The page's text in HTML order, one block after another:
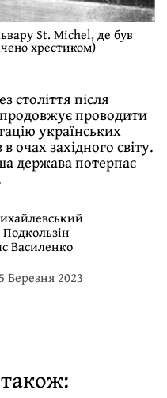
St. Michel, де був
хрестиком)
століття після
проводити
українських
очах західного світу.
держава потерпає
Василенко
Березня 2023